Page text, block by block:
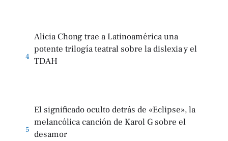
4
Alicia Chong trae a Latinoamérica una
potente trilogía teatral sobre la dislexia y el
TDAH
5
El significado oculto detrás de «Eclipse», la
melancólica canción de Karol G sobre el
desamor